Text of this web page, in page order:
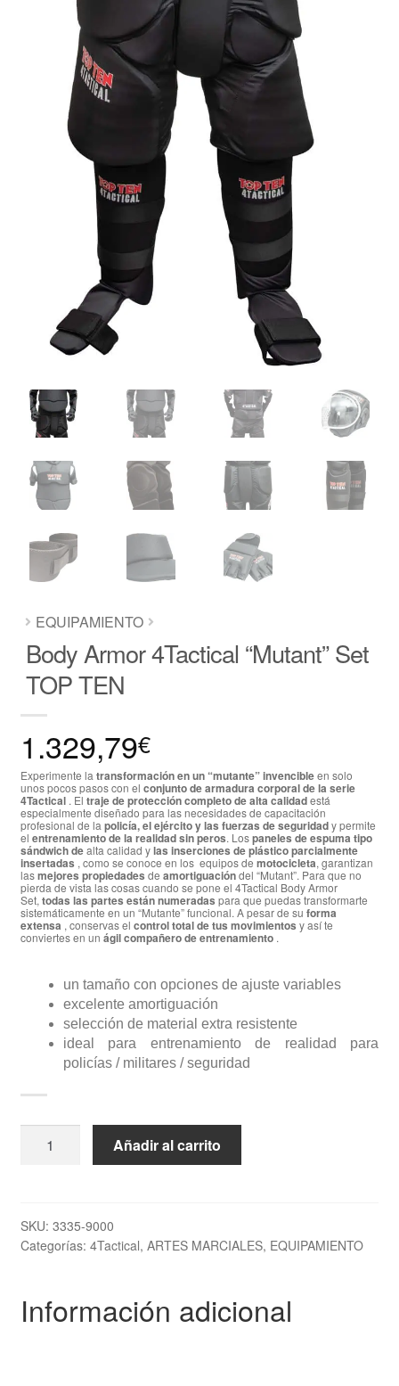
EQUIPAMIENTO
Body Armor 4Tactical “Mutant” Set
TOP TEN
1.329,79€
Experimente latransformación en un “mutante” invencibleen solo
unos pocos pasos con el conjunto de armadura corporal de la serie
4Tactical. El traje de protección completo de alta calidadestá
especialmente diseñado paralasnecesidades de capacitación
profesional de lapolicía, el ejército y las fuerzas de seguridady permite
el entrenamiento de la realidad sin peros. Lospaneles de espuma tipo
sándwich dealta calidad ylas inserciones de plástico parcialmente
insertadas , como se conoce en los equipos de motocicleta, garantizan
lasmejores propiedades de amortiguacióndel “Mutant”. Para que no
pierda de vista las cosas cuando se pone el 4Tactical Body Armor
Set,todas las partes están numeradas para que puedas transformarte
sistemáticamente en un “Mutante” funcional. A pesar de su forma
extensa , conservas el control total de tus movimientos y así te
conviertes en un ágil compañero de entrenamiento.
un tamaño con opciones de ajuste variables
excelente amortiguación
selección de material extra resistente
ideal para entrenamiento de realidad para
policías / militares / seguridad
Armor
Set
TOP
Añadir al carrito
SKU: 3335-9000
Categorías: 4Tactical, ARTES MARCIALES, EQUIPAMIENTO
Información adicional